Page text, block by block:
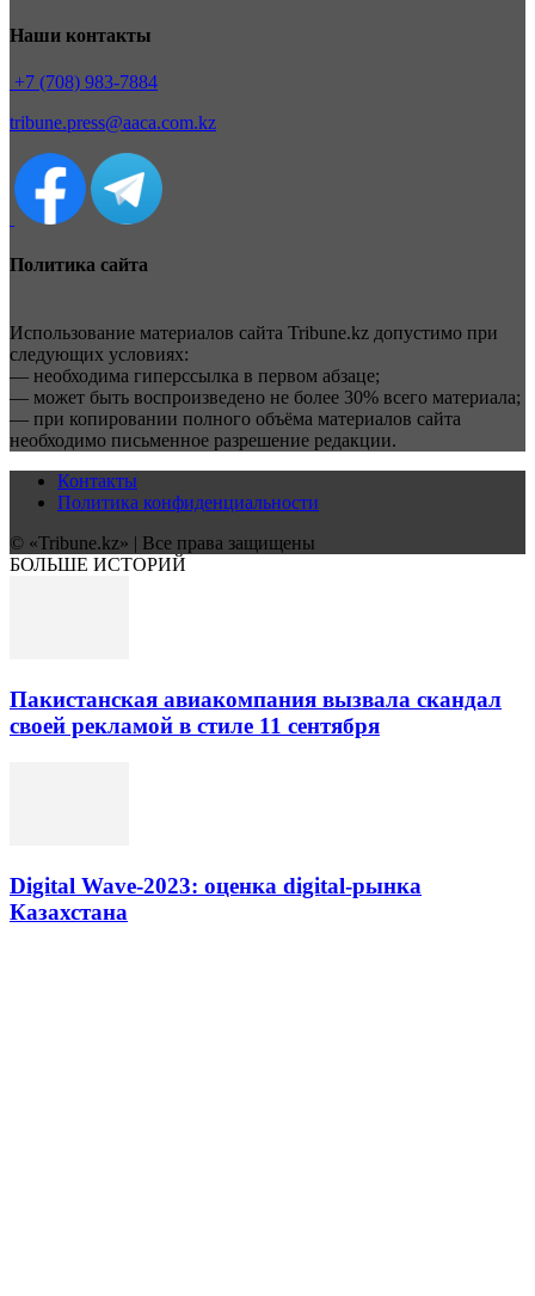
Наши контакты
+7 (708) 983-7884
tribune.press@aaca.com.kz
Политика сайта
Использование материалов сайта Tribune.kz допустимо при
следующих условиях:
— необходима гиперссылка в первом абзаце;
— может быть воспроизведено не более 30% всего материала;
— при копировании полного объёма материалов сайта
необходимо письменное разрешение редакции.
Контакты
Политика конфиденциальности
© «Tribune.kz» | Все права защищены
БОЛЬШЕ ИСТОРИЙ
Пакистанская авиакомпания вызвала скандал
своей рекламой в стиле 11 сентября
Digital Wave-2023: оценка digital-рынка
Казахстана